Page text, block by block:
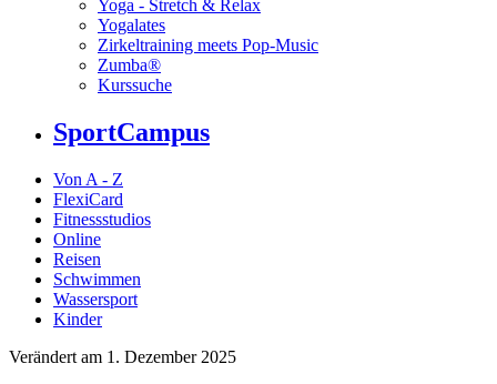
Yoga - Stretch & Relax
Yogalates
Zirkeltraining meets Pop-Music
Zumba®
Kurssuche
SportCampus
Von A - Z
FlexiCard
Fitnessstudios
Online
Reisen
Schwimmen
Wassersport
Kinder
Verändert am 1. Dezember 2025